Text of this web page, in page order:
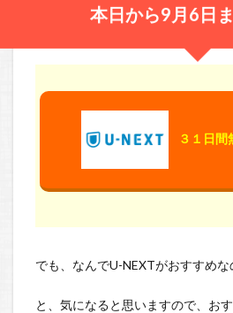
本日から9月6日
３１日間
でも、なんでU-NEXTがおすすめな
と、気になると思いますので、お